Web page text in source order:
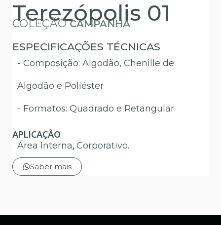
Terezópolis 01
COLEÇÃOCAMPANHA
ESPECIFICAÇÕES TÉCNICAS
- Composição: Algodão, Chenille de
Algodão e Poliéster
- Formatos: Quadrado e Retangular
APLICAÇÃO
Área Interna Corporativo.
Saber mais